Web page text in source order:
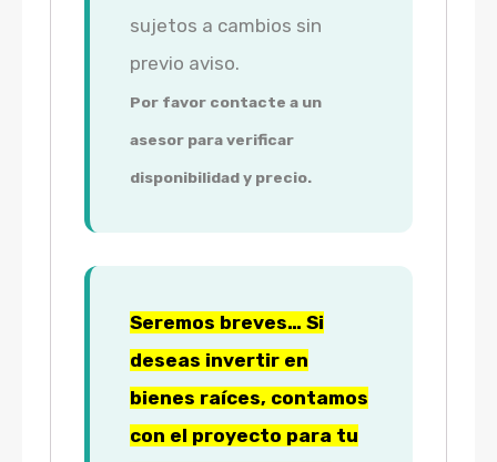
sujetos a cambios sin
previo aviso.
Por favor contacte a un
asesor para verificar
disponibilidad y precio.
Seremos breves… Si
deseas invertir en
bienes raíces, contamos
con el proyecto para tu